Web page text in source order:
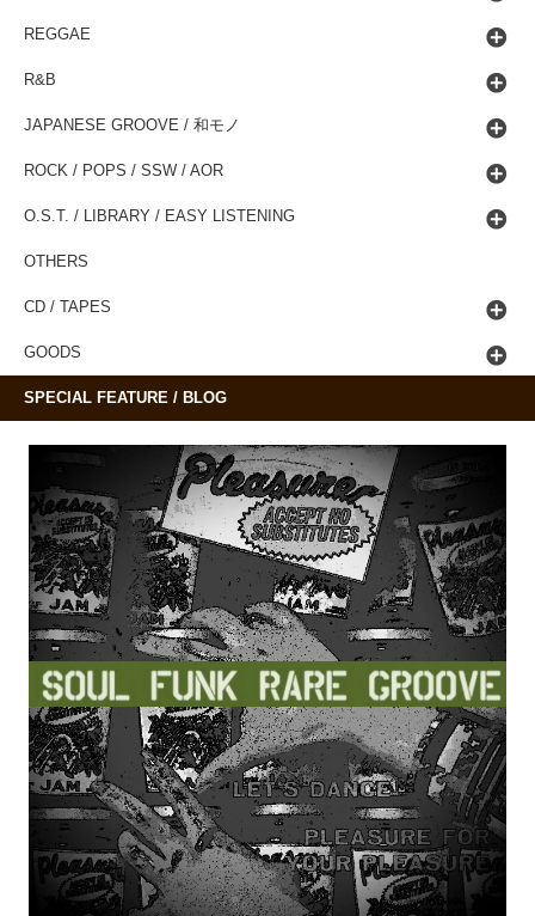
REGGAE
R&B
JAPANESE GROOVE / 和モノ
ROCK / POPS / SSW / AOR
O.S.T. / LIBRARY / EASY LISTENING
OTHERS
CD / TAPES
GOODS
SPECIAL FEATURE / BLOG